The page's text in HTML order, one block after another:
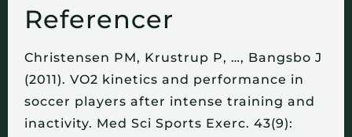
Referencer
Christensen PM, Krustrup P, …, Bangsbo J
(2011).VO2 kinetics and performance in
soccer players after intense training and
inactivity. Med Sci Sports Exerc. 43(9):